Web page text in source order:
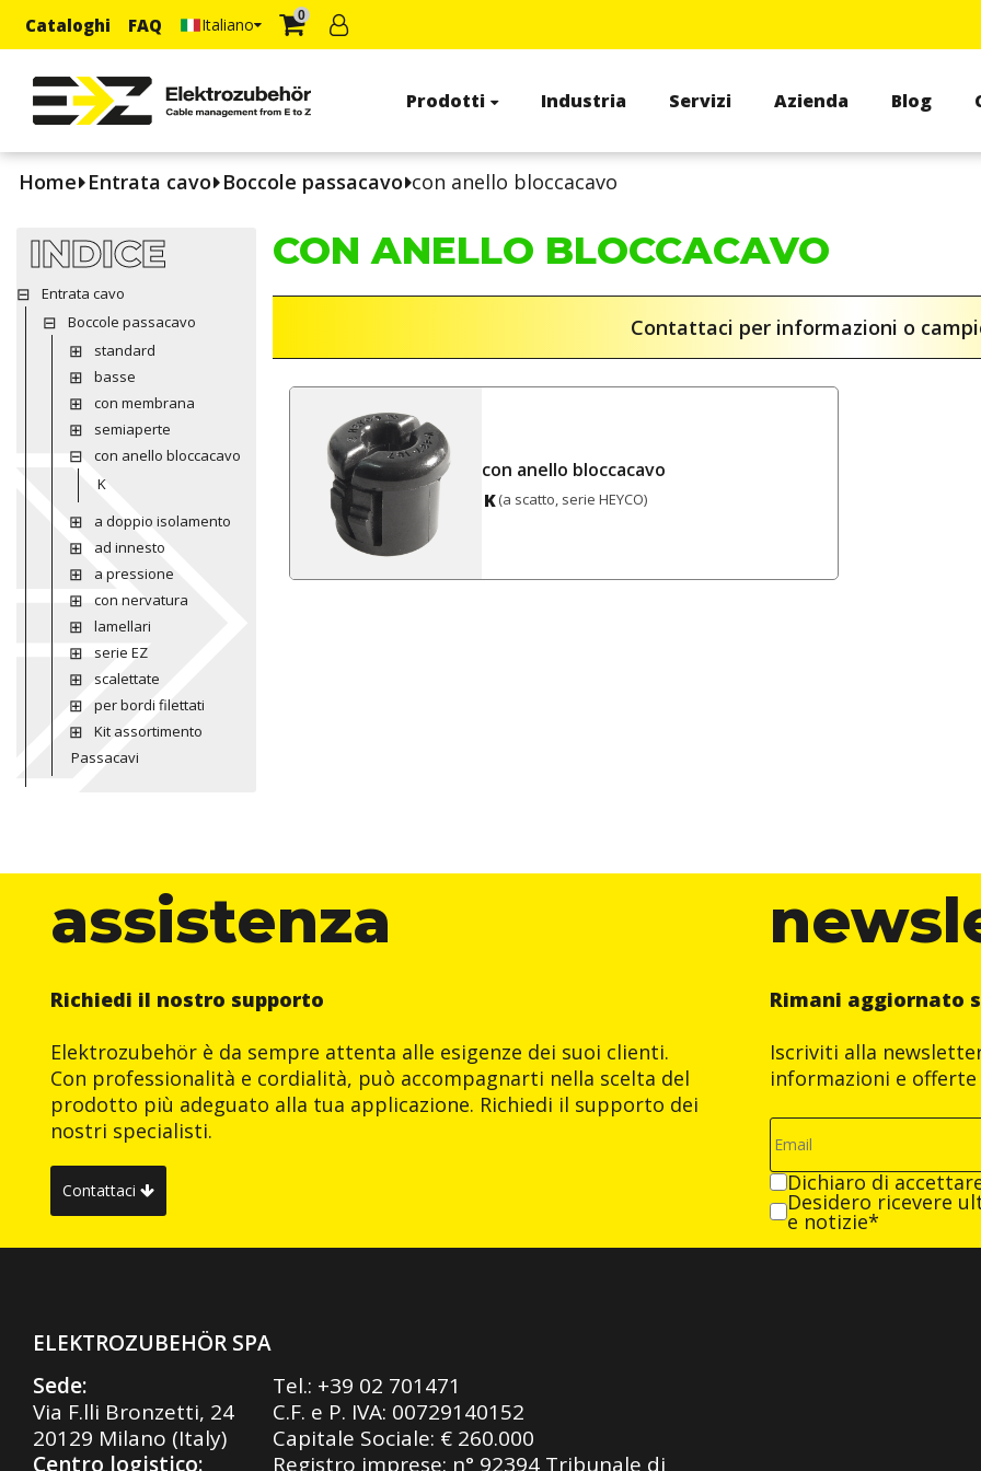
Cataloghi FAQ Italiano 0
Prodotti Industria Servizi Azienda Blog
Home Entrata cavo Boccole passacavo con anello bloccacavo
INDICE
Entrata cavo
Boccole passacavo
standard
basse
con membrana
semiaperte
con anello bloccacavo
K
a doppio isolamento
ad innesto
a pressione
con nervatura
lamellari
serie EZ
scalettate
per bordi filettati
Kit assortimento
Passacavi
CON ANELLO BLOCCACAVO
Contattaci per informazioni o
con anello bloccacavo
K(a scatto, serie HEYCO)
assistenza
Richiedi il nostro supporto
Elektrozubehör è da sempre attenta alle esigenze dei suoi clienti.
Con professionalità e cordialità, può accompagnarti nella scelta del
prodotto più adeguato alla tua applicazione. Richiedi il supporto dei
nostri specialisti.
Contattaci
Rimani aggiornato
Iscriviti alla
informazioni e
Dichiaro di
Desidero ricevere
e notizie*
ELEKTROZUBEHÖR SPA
Sede:
Via F.lli Bronzetti, 24
20129 Milano (Italy)
Centro logistico:
Tel.: +39 02 701471
C.F. e P. IVA: 00729140152
Capitale Sociale: € 260.000
Registro imprese: n° 92394 Tribunale di